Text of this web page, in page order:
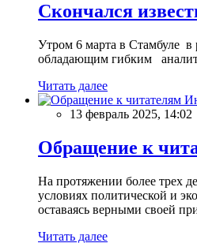
Скончался
Утром 6 марта в Стамбуле в
обладающим гибким
Читать далее
13 февраль 2025, 14:02
Обращение к
На протяжении более трех
условиях политической и
оставаясь верными своей
Читать далее